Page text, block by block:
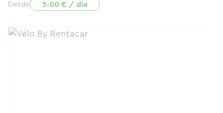
Desde 5.00 € / día